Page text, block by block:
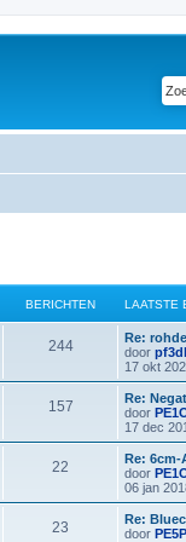
BERICHTEN LAATSTE
244B
r
i
h
L
a
a
t
s
t
e
e
r
i
c
t
Re:
door
17 okt
157B
i
L
a
a
t
s
t
e
e
r
Re:
door
17 dec
22
L
a
a
t
s
t
Re: 6cm-
door
06 jan
23
L
a
Re:
door